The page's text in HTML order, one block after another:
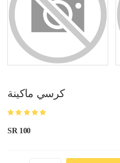
كرسي ماكينة
SR 100